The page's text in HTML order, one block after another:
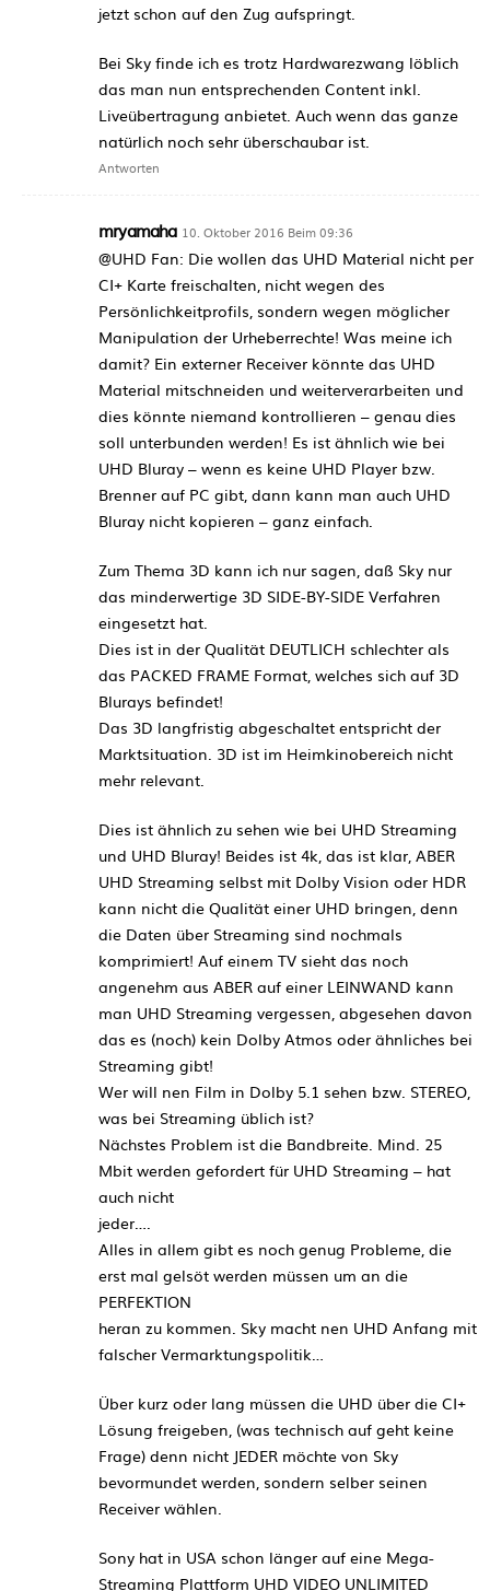
jetzt schon auf den Zug aufspringt.
Bei Sky finde ich es trotz Hardwarezwang löblich
das man nun entsprechenden Content inkl.
Liveübertragung anbietet. Auch wenn das ganze
natürlich noch sehr überschaubar ist.
Antworten
mryamaha 10. Oktober 2016 Beim 09:36
@UHD Fan: Die wollen das UHD Material nicht per
CI+ Karte freischalten, nicht wegen des
Persönlichkeitprofils, sondern wegen möglicher
Manipulation der Urheberrechte! Was meine ich
damit? Ein externer Receiver könnte das UHD
Material mitschneiden und weiterverarbeiten und
dies könnte niemand kontrollieren – genau dies
soll unterbunden werden! Es ist ähnlich wie bei
UHD Bluray – wenn es keine UHD Player bzw.
Brenner auf PC gibt, dann kann man auch UHD
Bluray nicht kopieren – ganz einfach.
Zum Thema 3D kann ich nur sagen, daß Sky nur
das minderwertige 3D SIDE-BY-SIDE Verfahren
eingesetzt hat.
Dies ist in der Qualität DEUTLICH schlechter als
das PACKED FRAME Format, welches sich auf 3D
Blurays befindet!
Das 3D langfristig abgeschaltet entspricht der
Marktsituation. 3D ist im Heimkinobereich nicht
mehr relevant.
Dies ist ähnlich zu sehen wie bei UHD Streaming
und UHD Bluray! Beides ist 4k, das ist klar, ABER
UHD Streaming selbst mit Dolby Vision oder HDR
kann nicht die Qualität einer UHD bringen, denn
die Daten über Streaming sind nochmals
komprimiert! Auf einem TV sieht das noch
angenehm aus ABER auf einer LEINWAND kann
man UHD Streaming vergessen, abgesehen davon
das es (noch) kein Dolby Atmos oder ähnliches bei
Streaming gibt!
Wer will nen Film in Dolby 5.1 sehen bzw. STEREO,
was bei Streaming üblich ist?
Nächstes Problem ist die Bandbreite. Mind. 25
Mbit werden gefordert für UHD Streaming – hat
auch nicht
jeder….
Alles in allem gibt es noch genug Probleme, die
erst mal gelsöt werden müssen um an die
PERFEKTION
heran zu kommen. Sky macht nen UHD Anfang mit
falscher Vermarktungspolitik…
Über kurz oder lang müssen die UHD über die CI+
Lösung freigeben, (was technisch auf geht keine
Frage) denn nicht JEDER möchte von Sky
bevormundet werden, sondern selber seinen
Receiver wählen.
Sony hat in USA schon länger auf eine Mega-
Streaming Plattform UHD VIDEO UNLIMITED